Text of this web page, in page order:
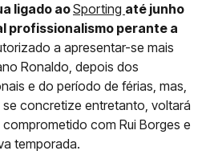
ligado aoSporting até junho
profissionalismo perante a
a apresentar-se mais
Ronaldo, depois dos
e do período de férias, mas,
concretize entretanto, voltará
com Rui Borges e
temporada.